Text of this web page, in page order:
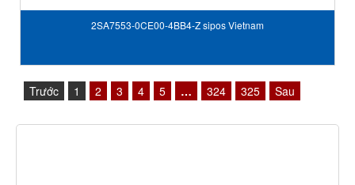
2SA7553-0CE00-4BB4-Z sipos Vietnam
Trước 1 2 3 4 5 … 324 325 Sau